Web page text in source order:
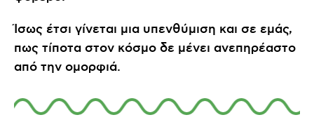
Ίσως έτσι γίνεται μια υπενθύμιση και σε εμάς,
πως τίποτα στον κόσμο δε μένει ανεπηρέαστο
από την ομορφιά.